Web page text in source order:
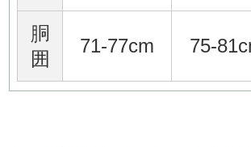
胴
囲
71-77cm 75-